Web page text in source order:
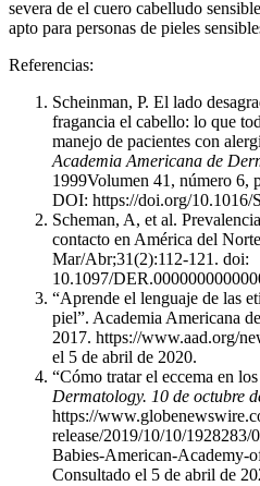
severa de el cuero cabelludo
apto para personas de pieles
Referencias:
Scheinman, P. El lado
fragancia el cabello: lo que
manejo de pacientes con
Academia Americana de
1999Volumen 41, número 6,
DOI: https://doi.org/10.1016/
Scheman, A, et al.
contacto en América del
Mar/Abr;31(2):112-121. doi:
10.1097/
“Aprende el lenguaje de las
piel”. Academia Americana
2017. https://www.aad.org/
el 5 de abril de 2020.
“Cómo tratar el eccema en los
Dermatology. 10 de octubre
https://
release/2019/10/10/
Babies-American-Academy-
Consultado el 5 de abril de